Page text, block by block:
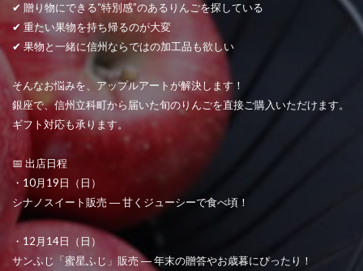
✔ 贈り物にできる“特別感”のあるりんごを探している
✔ 重たい果物を持ち帰るのが大変
✔ 果物と一緒に信州ならではの加工品も欲しい
そんなお悩みを、アップルアートが解決します！
銀座で、信州立科町から届いた旬のりんごを直接ご購入いただけます。
ギフト対応も承ります。
📅 出店日程
・10月19日（日）
シナノスイート販売 ― 甘くジューシーで食べ頃！
・12月14日（日）
サンふじ「蜜星ふじ」販売 ― 年末の贈答やお歳暮にぴったり！